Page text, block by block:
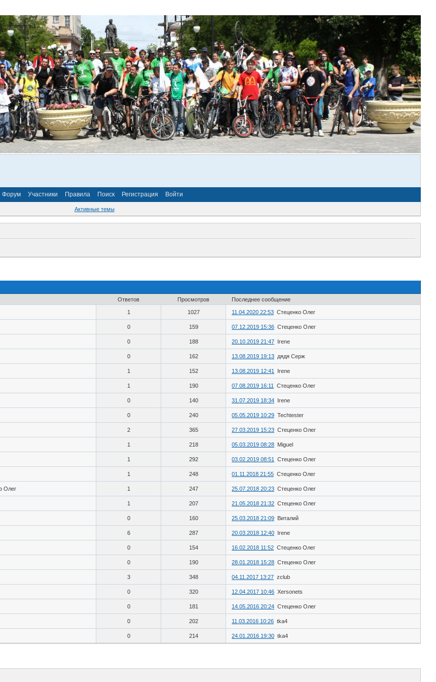
Форум Участники Правила Поиск Регистрация Войти
Активные темы
Ответов Просмотров Последнее сообщение
1 1027 11.04.2020 22:53 Стеценко Олег
0 159 07.12.2019 15:36 Стеценко Олег
0 188 20.10.2019 21:47 Irene
0 162 13.08.2019 19:13 дядя Серж
1 152 13.08.2019 12:41 Irene
1 190 07.08.2019 16:11 Стеценко Олег
0 140 31.07.2019 18:34 Irene
0 240 05.05.2019 10:29 Techtester
2 365 27.03.2019 15:23 Стеценко Олег
1 218 05.03.2019 08:28 Miguel
1 292 03.02.2019 08:51 Стеценко Олег
1 248 01.11.2018 21:55 Стеценко Олег
Олег 1 247 25.07.2018 20:23 Стеценко Олег
1 207 21.05.2018 21:32 Стеценко Олег
0 160 25.03.2018 21:09 Виталий
6 287 20.03.2018 12:40 Irene
0 154 16.02.2018 11:52 Стеценко Олег
0 190 28.01.2018 15:28 Стеценко Олег
3 348 04.11.2017 13:27 zclub
0 320 12.04.2017 10:46 Xersonets
0 181 14.05.2016 20:24 Стеценко Олег
0 202 11.03.2016 10:26 tka4
0 214 24.01.2016 19:30 tka4